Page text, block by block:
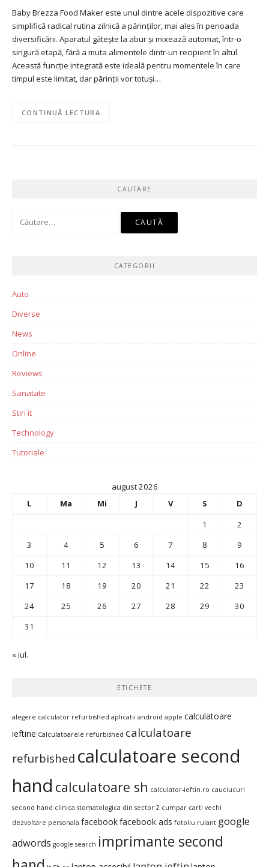
Baby Brezza Food Maker este unul dintre acele dispozitive care
simplifică radical rutina zilnică a părinților, mai ales în perioada
diversificării. Aparatul gătește la abur și mixează automat, într-o
singură etapă, fără a muta alimentele dintr-un recipient în altul.
Această funcție integrată este ideală pentru momentele în care
timpul este limitat, dar părinții vor totuși…
CONTINUĂ LECTURA
CAUTARE
Caută
CATEGORII
Auto
Diverse
News
Online
Reviews
Sanatate
Stiri it
Technology
Tutoriale
august 2026
L
Ma Mi J V S
D
1
2
3
4 5 6 7 8
9
10
11 12 13 14 15
16
17
18 19 20 21 22
23
24
25 26 27 28 29
30
31
« iul.
ETICHETE
alegere calculator refurbished aplicatii android apple calculatoare
ieftine Calculatoarele refurbished calculatoare
refurbished calculatoare second
hand calculatoare sh calculator-ieftin.ro cauciucuri
second hand clinica stomatologica din sector 2 cumpar carti vechi
dezvoltare personala facebookfacebook ads fotoliu rulant google
adwords google search imprimante second